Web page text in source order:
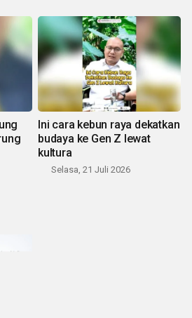
Ini cara kebun raya dekatkan
budaya ke Gen Z lewat
kultura
Selasa, 21 Juli 2026